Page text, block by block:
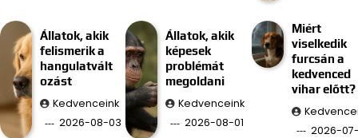
Állatok, akik
felismerik a
hangulatvált
ozást
Kedvenceink
2026-08-03
Állatok, akik
képesek
problémát
megoldani
Kedvenceink
2026-08-01
Miért
viselkedik
furcsán a
kedvenced
vihar előtt?
2026-